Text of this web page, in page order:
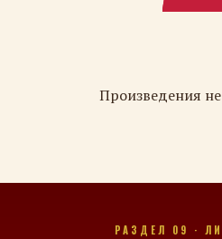
Произведения
РАЗДЕЛ 09 ·